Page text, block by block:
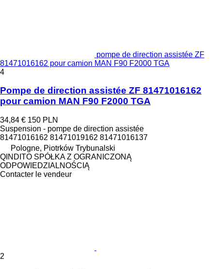
pompe de direction assistée ZF
81471016162 pour camion MAN F90 F2000 TGA
4
Pompe de direction assistée ZF 81471016162
pour camion MAN F90 F2000 TGA
34,84 € 150 PLN
Suspension - pompe de direction assistée
81471016162 81471019162 81471016137
Pologne, Piotrków Trybunalski
QINDITO SPÓŁKA Z OGRANICZONĄ
ODPOWIEDZIALNOŚCIĄ
Contacter le vendeur
2